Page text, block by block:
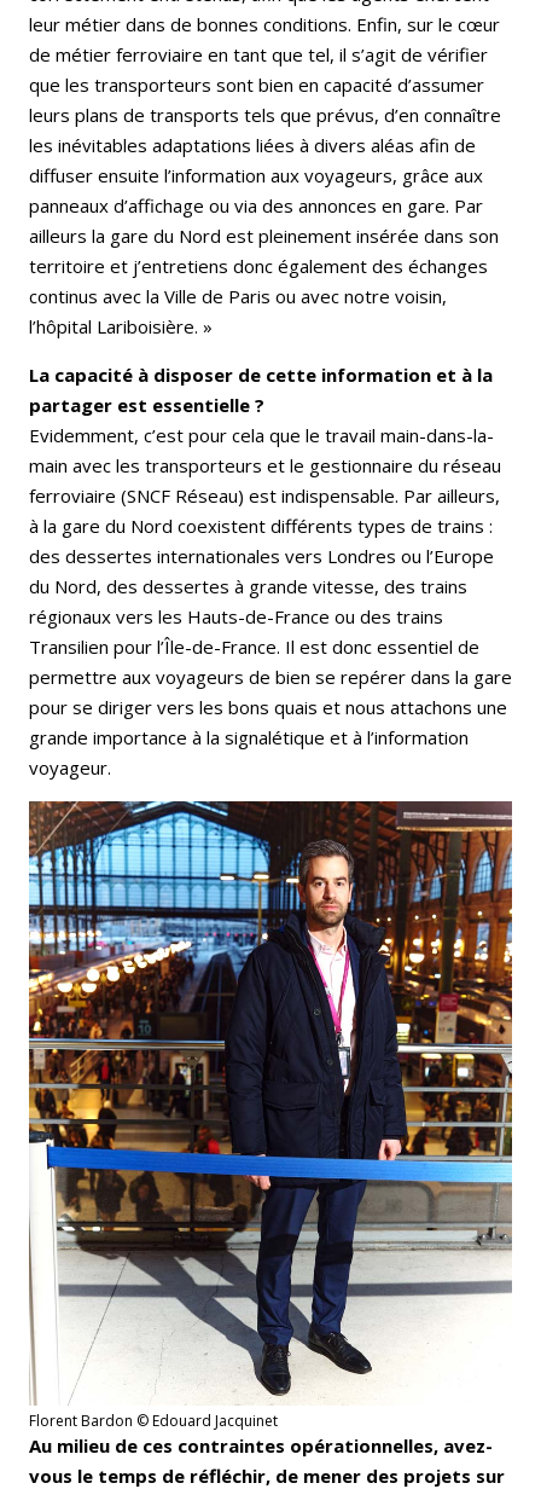
leur métier dans de bonnes conditions. Enfin, sur le cœur
de métier ferroviaire en tant que tel, il s’agit de vérifier
que les transporteurs sont bien en capacité d’assumer
leurs plans de transports tels que prévus, d’en connaître
les inévitables adaptations liées à divers aléas afin de
diffuser ensuite l’information aux voyageurs, grâce aux
panneaux d’affichage ou via des annonces en gare. Par
ailleurs la gare du Nord est pleinement insérée dans son
territoire et j’entretiens donc également des échanges
continus avec la Ville de Paris ou avec notre voisin,
l’hôpital Lariboisière. »
La capacité à disposer de cette information et à la
partager est essentielle ?
Evidemment, c’est pour cela que le travail main-dans-la-
main avec les transporteurs et le gestionnaire du réseau
ferroviaire (SNCF Réseau) est indispensable. Par ailleurs,
à la gare du Nord coexistent différents types de trains :
des dessertes internationales vers Londres ou l’Europe
du Nord, des dessertes à grande vitesse, des trains
régionaux vers les Hauts-de-France ou des trains
Transilien pour l’Île-de-France. Il est donc essentiel de
permettre aux voyageurs de bien se repérer dans la gare
pour se diriger vers les bons quais et nous attachons une
grande importance à la signalétique et à l’information
voyageur.
Florent Bardon © Edouard Jacquinet
Au milieu de ces contraintes opérationnelles, avez-
vous le temps de réfléchir, de mener des projets sur